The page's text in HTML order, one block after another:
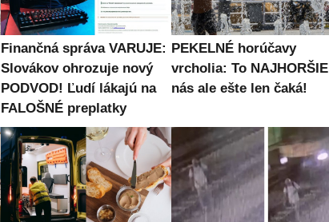
Finančná správa VARUJE:
Slovákov ohrozuje nový
PODVOD! Ľudí lákajú na
FALOŠNÉ preplatky
PEKELNÉ horúčavy
vrcholia: To NAJHORŠIE
nás ale ešte len čaká!